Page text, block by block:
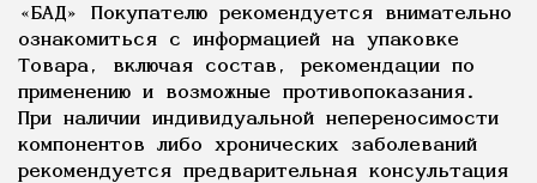
«БАД» Покупателю рекомендуется внимательно
ознакомиться с информацией на упаковке
Товара, включая состав, рекомендации по
применению и возможные противопоказания.
При наличии индивидуальной непереносимости
компонентов либо хронических заболеваний
рекомендуется предварительная консультация